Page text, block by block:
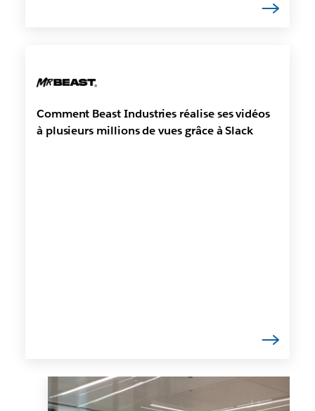
Comment Beast Industries réalise ses vidéos
à plusieurs millions de vues grâce à Slack